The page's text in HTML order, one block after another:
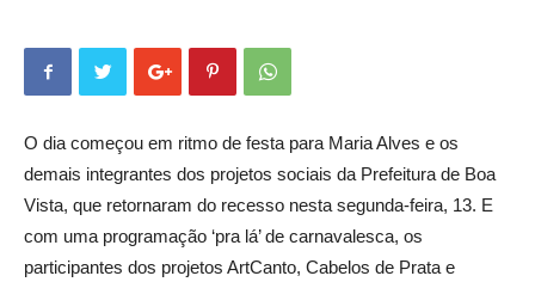
O dia começou em ritmo de festa para Maria Alves e os
demais integrantes dos projetos sociais da Prefeitura de Boa
Vista, que retornaram do recesso nesta segunda-feira, 13. E
com uma programação ‘pra lá’ de carnavalesca, os
participantes dos projetos ArtCanto, Cabelos de Prata e